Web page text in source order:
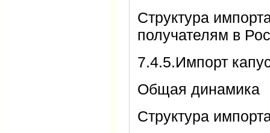
Структура
получателям в
7.4.5.Импорт
Общая динамика
Структура